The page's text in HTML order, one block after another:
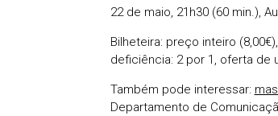
22 de maio, 21h30 (60 min.),
Bilheteira: preço inteiro
deficiência: 2 por 1, oferta de
Também pode interessar:
Departamento de